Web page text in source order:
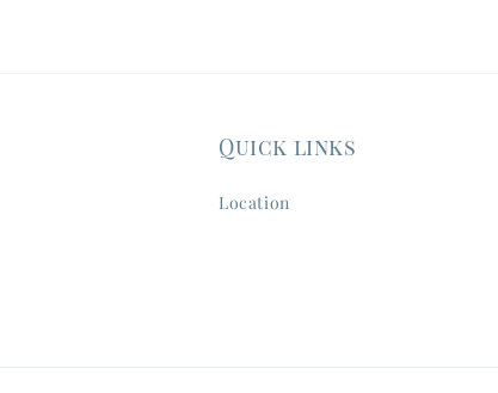
Quick links
Location